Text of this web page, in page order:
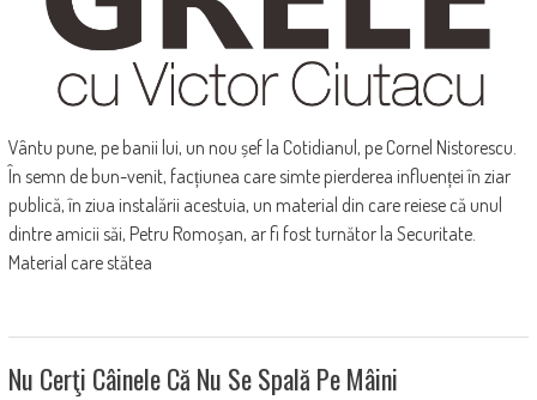
Vântu pune, pe banii lui, un nou șef la Cotidianul, pe Cornel Nistorescu.
În semn de bun-venit, facțiunea care simte pierderea influenței în ziar
publică, în ziua instalării acestuia, un material din care reiese că unul
dintre amicii săi, Petru Romoșan, ar fi fost turnător la Securitate.
Material care stătea
Nu Cerţi Câinele Că Nu Se Spală Pe Mâini